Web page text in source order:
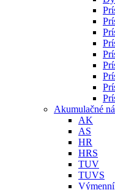
Akumulačné
AK
AS
HR
HRS
TUV
TUVS